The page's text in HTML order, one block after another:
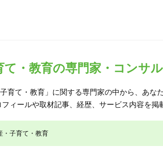
・教育の専門家・コンサ
育て・教育」に関する専門家の中から、あな
ィールや取材記事、経歴、サービス内容を掲
・子育て・教育